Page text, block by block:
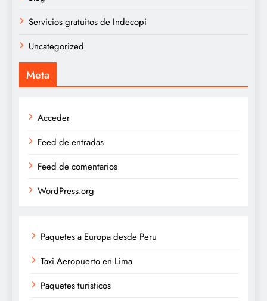
Servicios gratuitos de Indecopi
Uncategorized
Meta
Acceder
Feed de entradas
Feed de comentarios
WordPress.org
Paquetes a Europa desde Peru
Taxi Aeropuerto en Lima
Paquetes turisticos